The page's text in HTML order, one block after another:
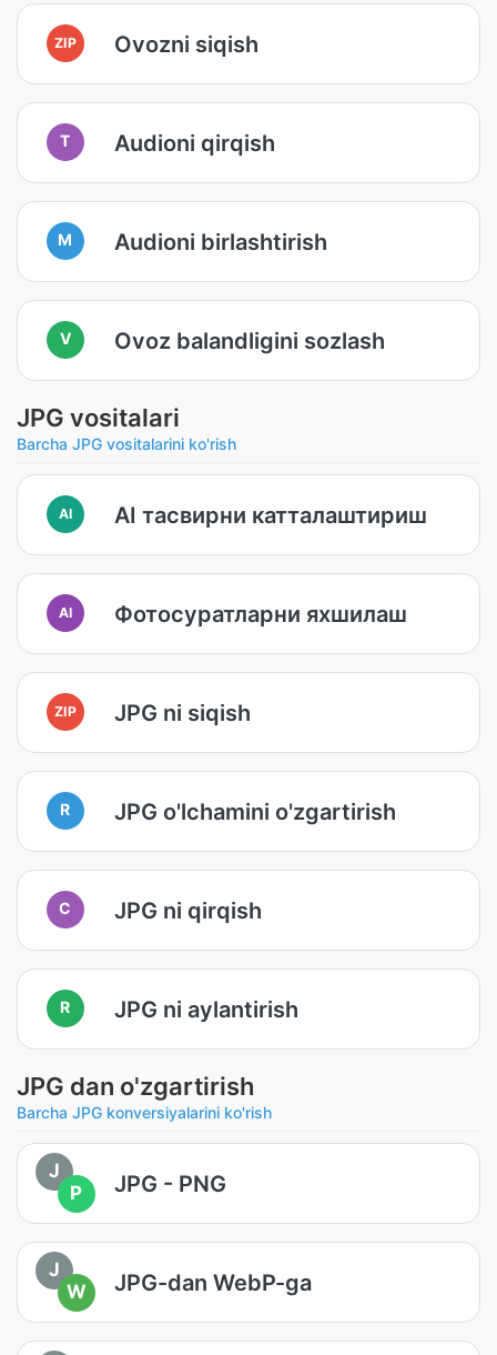
ZIP Ovozni siqish
T Audioni qirqish
M Audioni birlashtirish
V Ovoz balandligini sozlash
JPG vositalari
Barcha JPG vositalarini ko'rish
AI AI тасвирни катталаштириш
AI Фотосуратларни яхшилаш
ZIP JPG ni siqish
R JPG o'lchamini o'zgartirish
C JPG ni qirqish
R JPG ni aylantirish
JPG dan o'zgartirish
Barcha JPG konversiyalarini ko'rish
J
P
JPG - PNG
J
W
JPG-dan WebP-ga